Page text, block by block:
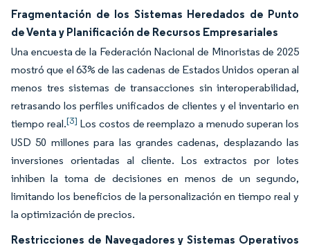
Fragmentación de los Sistemas Heredados de Punto
de Venta y Planificación de Recursos Empresariales
Una encuesta de la Federación Nacional de Minoristas de 2025
mostró que el 63% de las cadenas de Estados Unidos operan al
menos tres sistemas de transacciones sin interoperabilidad,
retrasando los perfiles unificados de clientes y el inventario en
tiempo real.[3] Los costos de reemplazo a menudo superan los
USD 50 millones para las grandes cadenas, desplazando las
inversiones orientadas al cliente. Los extractos por lotes
inhiben la toma de decisiones en menos de un segundo,
limitando los beneficios de la personalización en tiempo real y
la optimización de precios.
Restricciones de Navegadores y Sistemas Operativos